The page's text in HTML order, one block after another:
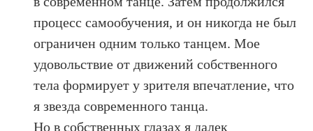
процесс самообучения, и он никогда не был
ограничен одним только танцем. Мое
удовольствие от движений собственного
тела формирует у зрителя впечатление, что
я звезда современного танца.
Но в собственных глазах я далек